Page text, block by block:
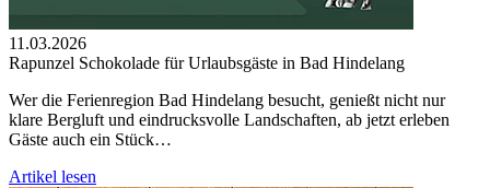
11.03.2026
Rapunzel Schokolade für Urlaubsgäste in Bad Hindelang
Wer die Ferienregion Bad Hindelang besucht, genießt nicht nur
klare Bergluft und eindrucksvolle Landschaften, ab jetzt erleben
Gäste auch ein Stück…
Artikel lesen